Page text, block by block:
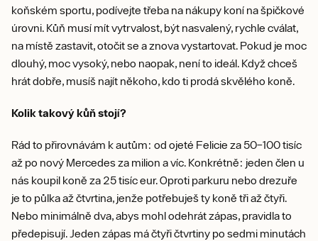
koňském sportu, podívejte třeba na nákupy koní na špičkové
úrovni. Kůň musí mít vytrvalost, být nasvalený, rychle cválat,
na místě zastavit, otočit se a znova vystartovat. Pokud je moc
dlouhý, moc vysoký, nebo naopak, není to ideál. Když chceš
hrát dobře, musíš najít někoho, kdo ti prodá skvělého koně.
Kolik takový kůň stojí?
Rád to přirovnávám k autům: od ojeté Felicie za 50–100 tisíc
až po nový Mercedes za milion a víc. Konkrétně: jeden člen u
nás koupil koně za 25 tisíc eur. Oproti parkuru nebo drezuře
je to půlka až čtvrtina, jenže potřebuješ ty koně tři až čtyři.
Nebo minimálně dva, abys mohl odehrát zápas, pravidla to
předepisují. Jeden zápas má čtyři čtvrtiny po sedmi minutách